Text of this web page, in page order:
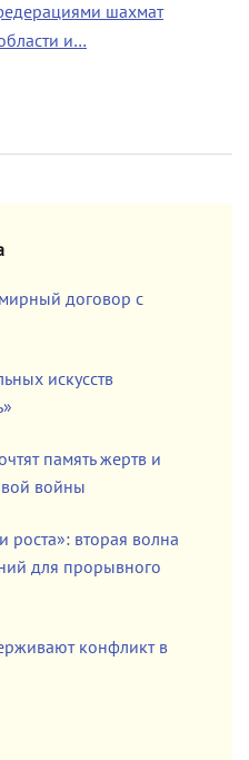
шахмат
и…
договор с
искусств
память жертв и
войны
роста»: вторая волна
для прорывного
конфликт в